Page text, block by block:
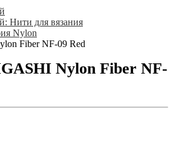
Нити для вязания
Nylon
Fiber NF-09 Red
Nylon Fiber NF-